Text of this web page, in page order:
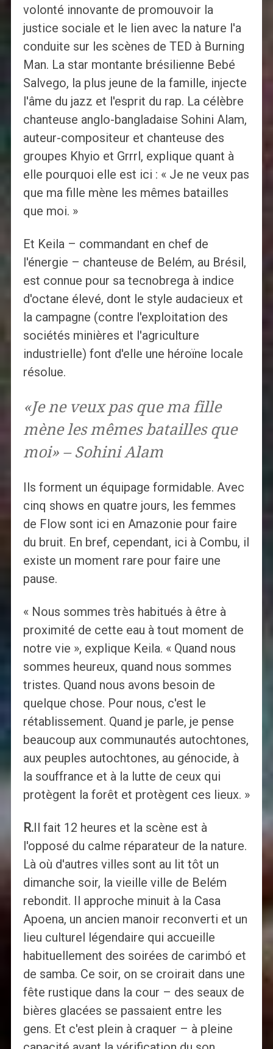
volonté innovante de promouvoir la
justice sociale et le lien avec la nature l'a
conduite sur les scènes de TED à Burning
Man. La star montante brésilienne Bebé
Salvego, la plus jeune de la famille, injecte
l'âme du jazz et l'esprit du rap. La célèbre
chanteuse anglo-bangladaise Sohini Alam,
auteur-compositeur et chanteuse des
groupes Khyio et Grrrl, explique quant à
elle pourquoi elle est ici : « Je ne veux pas
que ma fille mène les mêmes batailles
que moi. »
Et Keila – commandant en chef de
l'énergie – chanteuse de Belém, au Brésil,
est connue pour sa tecnobrega à indice
d'octane élevé, dont le style audacieux et
la campagne (contre l'exploitation des
sociétés minières et l'agriculture
industrielle) font d'elle une héroïne locale
résolue.
«Je ne veux pas que ma fille
mène les mêmes batailles que
moi» – Sohini Alam
Ils forment un équipage formidable. Avec
cinq shows en quatre jours, les femmes
de Flow sont ici en Amazonie pour faire
du bruit. En bref, cependant, ici à Combu, il
existe un moment rare pour faire une
pause.
« Nous sommes très habitués à être à
proximité de cette eau à tout moment de
notre vie », explique Keila. « Quand nous
sommes heureux, quand nous sommes
tristes. Quand nous avons besoin de
quelque chose. Pour nous, c'est le
rétablissement. Quand je parle, je pense
beaucoup aux communautés autochtones,
aux peuples autochtones, au génocide, à
la souffrance et à la lutte de ceux qui
protègent la forêt et protègent ces lieux. »
R.Il fait 12 heures et la scène est à
l'opposé du calme réparateur de la nature.
Là où d'autres villes sont au lit tôt un
dimanche soir, la vieille ville de Belém
rebondit. Il approche minuit à la Casa
Apoena, un ancien manoir reconverti et un
lieu culturel légendaire qui accueille
habituellement des soirées de carimbó et
de samba. Ce soir, on se croirait dans une
fête rustique dans la cour – des seaux de
bières glacées se passaient entre les
gens. Et c'est plein à craquer – à pleine